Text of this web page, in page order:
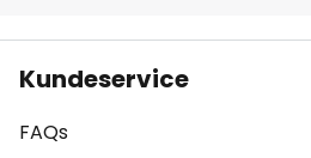
Kundeservice
FAQs